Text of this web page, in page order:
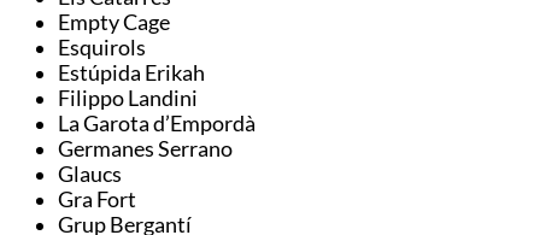
Empty Cage
Esquirols
Estúpida Erikah
Filippo Landini
La Garota d’Empordà
Germanes Serrano
Glaucs
Gra Fort
Grup Bergantí